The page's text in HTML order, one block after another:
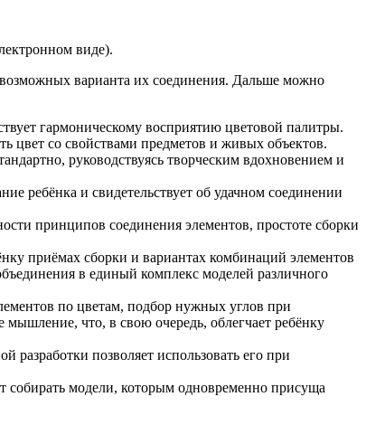
виде).
варианта их соединения. Дальше можно
гармоническому восприятию цветовой палитры.
цвет со свойствами предметов и живых объектов.
руководствуясь творческим вдохновением и
ребёнка и свидетельствует об удачном соединении
принципов соединения элементов, простоте сборки
приёмах сборки и вариантах комбинаций элементов
в единый комплекс моделей различного
по цветам, подбор нужных углов при
мышление, что, в свою очередь, облегчает ребёнку
позволяет использовать его при
собирать модели, которым одновременно присуща